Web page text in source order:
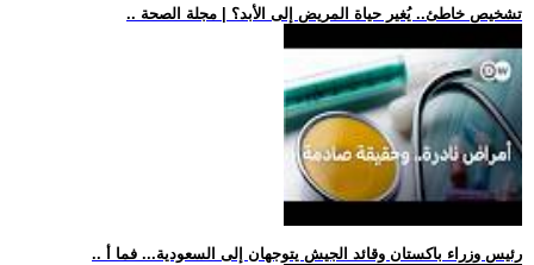
.. تشخيص خاطئ.. يُغير حياة المريض إلى الأبد؟ | مجلة الصحة
.. رئيس وزراء باكستان وقائد الجيش يتوجهان إلى السعودية... فما أ